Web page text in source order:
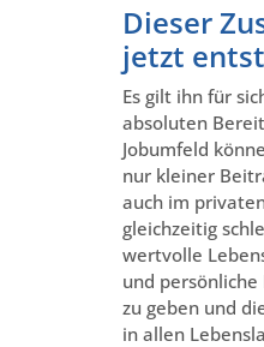
Dieser
jetzt
Es gilt ihn für
absoluten
Jobumfeld
nur kleiner
auch im
gleichzeitig
wertvolle
und
zu geben und
in allen